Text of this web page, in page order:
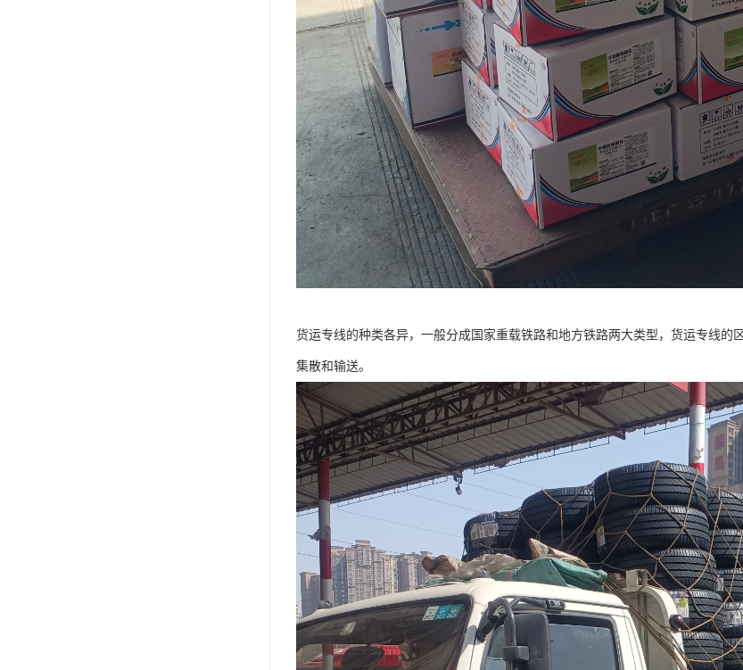
货运专线的种类各异，一般分成国家重载铁路和地方铁路两大类型，货运专线
集散和输送。